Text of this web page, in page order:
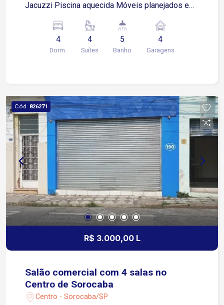
Jacuzzi Piscina aquecida Móveis planejados em
2 cobertas Condomínio: Clube completo com
piscinas adulto e infantil. Quadras de tênis,
futebol, basquete e vôlei. Salão de jogos,
fácil acesso às principais rodovias, garantindo
comodidade e conveniência. Agende sua visita!
4
Dorm.
4
Suítes
5
Banho
4
Garagens
Cód. 826271
R$ 3.000,00 L
Salão comercial com 4 salas no
Centro de Sorocaba
Centro - Sorocaba/SP